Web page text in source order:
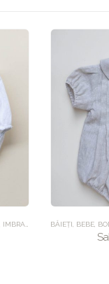
IMBRACAMINTE ,
BĂIEȚI BEBE